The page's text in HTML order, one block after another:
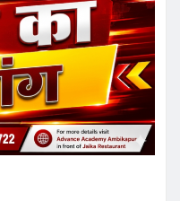
जानें आज का शुभ
राशियों का विस्तृत